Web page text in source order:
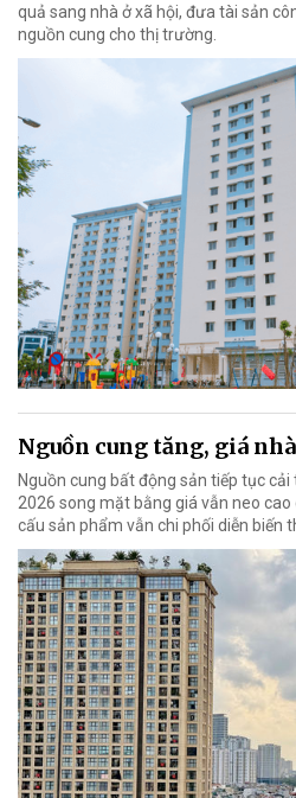
quả sang nhà ở xã hội, đưa tài sản
nguồn cung cho thị trường.
Nguồn cung tăng, giá
Nguồn cung bất động sản tiếp tục
2026 song mặt bằng giá vẫn neo
cấu sản phẩm vẫn chi phối diễn biến